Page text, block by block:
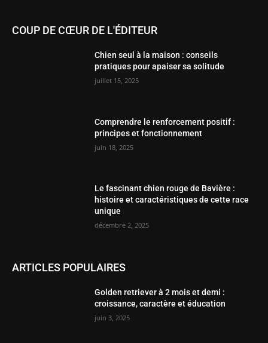
COUP DE CŒUR DE L'ÉDITEUR
Chien seul à la maison : conseils
pratiques pour apaiser sa solitude
juillet 15, 2025
Comprendre le renforcement positif :
principes et fonctionnement
juin 18, 2025
Le fascinant chien rouge de Bavière :
histoire et caractéristiques de cette race
unique
décembre 2, 2025
ARTICLES POPULAIRES
Golden retriever à 2 mois et demi :
croissance, caractère et éducation
juin 3, 2025